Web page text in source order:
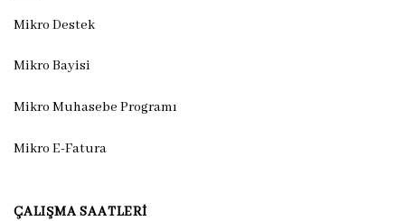
Mikro Destek
Mikro Bayisi
Mikro Muhasebe Programı
Mikro E-Fatura
ÇALIŞMA SAATLERI